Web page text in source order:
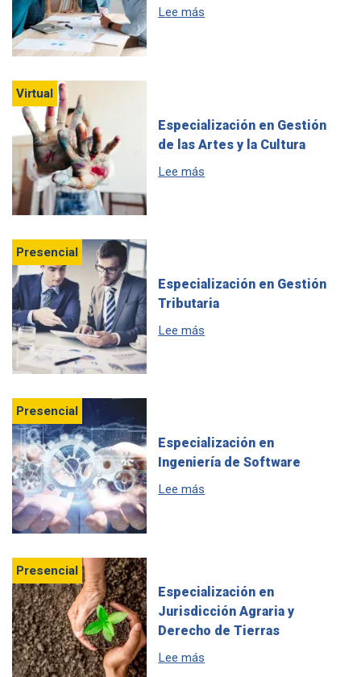
Lee más
Virtual
Especialización en Gestión
de las Artes y la Cultura
Lee más
Presencial
Especialización en Gestión
Tributaria
Lee más
Presencial
Especialización en
Ingeniería de Software
Lee más
Presencial
Especialización en
Jurisdicción Agraria y
Derecho de Tierras
Lee más